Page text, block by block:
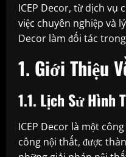
ICEP Decor, từ dịch vụ
việc chuyên nghiệp và
Decor làm đối tác
1. Giới Thiệu
1.1. Lịch Sử Hình
ICEP Decor là một
công nội thất, được